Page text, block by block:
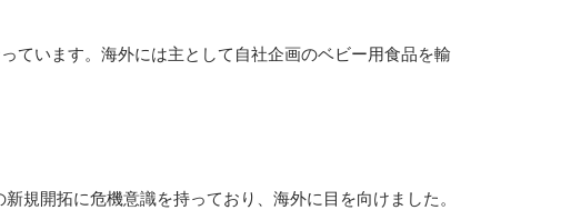
ています。海外には主として自社企画のベビー用食品を輸
規開拓に危機意識を持っており、海外に目を向けました。